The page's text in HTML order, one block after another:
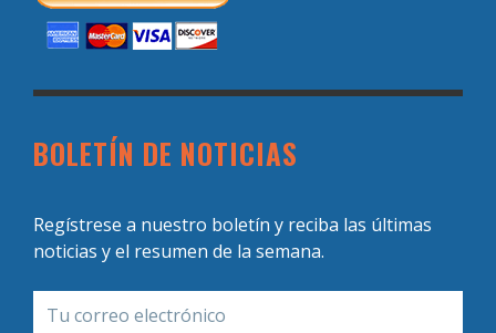
BOLETÍN DE NOTICIAS
Regístrese a nuestro boletín y reciba las últimas
noticias y el resumen de la semana.